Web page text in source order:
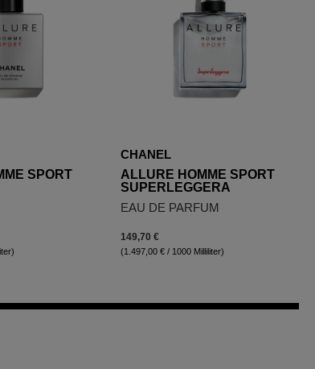
SPORT
CHANEL
ALLURE HOMME SPORT
SUPERLEGGERA
EAU DE PARFUM
149,70 €
(1.497,00 € / 1000 Milliliter)